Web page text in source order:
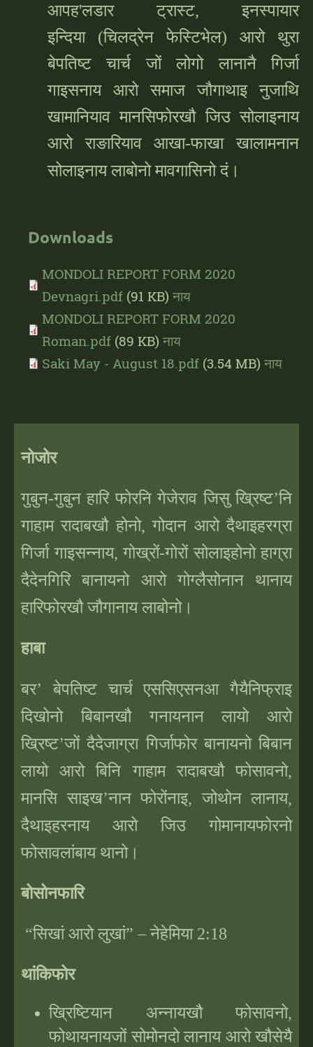
आपह'लडार ट्रास्ट, इनस्पायार
इन्दिया (चिलद्रेन फेस्टिभेल) आरो थुरा
बेपतिष्ट चार्च जों लोगो लानानै गिर्जा
गाइसनाय आरो समाज जौगाथाइ नुजाथि
खामानियाव मानसिफोरखौ जिउ सोलाइनाय
आरो राङारियाव आखा-फाखा खालामनान
सोलाइनाय लाबोनो मावगासिनो दं।
Downloads
MONDOLI REPORT FORM 2020
Devnagri.pdf (91 KB) नाय
MONDOLI REPORT FORM 2020
Roman.pdf (89 KB) नाय
Saki May - August 18.pdf (3.54 MB) नाय
नोजोर
गुबुन-गुबुन हारि फोरनि गेजेराव जिसु ख्रिष्ट’नि
गाहाम रादाबखौ होनो, गोदान आरो दैथाइहरग्रा
गिर्जा गाइसन्नाय, गोख्रों-गोरों सोलाइहोनो हाग्रा
दैदेनगिरि बानायनो आरो गोग्लैसोनान थानाय
हारिफोरखौ जौगानाय लाबोनो।
हाबा
बर’बेपतिष्ट
चार्च एससिएसनआ गैयैनिफ्राइ
दिखोनो बिबानखौ गनायनान लायो आरो
ख्रिष्ट’जों दैदेजाग्रा गिर्जाफोर बानायनो बिबान
लायो आरो बिनि गाहाम रादाबखौ फोसावनो,
मानसि साइख’नान फोरोंनाइ, जोथोन लानाय,
दैथाइहरनाय आरो जिउ गोमानायफोरनो
फोसावलांबाय थानो।
बोसोनफारि
“सिखां आरो लुखां” – नेहेमिया 2:18
थांकिफोर
ख्रिष्टियान अन्नायखौ फोसावनो,
फोथायनायजों सोमोनदो लानाय आरो खौसेयै